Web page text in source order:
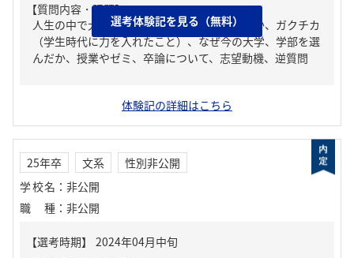
【質問内容・課題】
人生の中で大きな挫折経験。どう乗り越えたか、ガクチカ
（学生時代に力を入れたこと）、なぜ今の大学、学部を選
んだか、授業やゼミ、卒論について、志望動機、逆質問
選考体験記を見る（無料）
体験記の詳細はこちら
25年卒 文系
性別非公開
学校名 ： 非公開
職種 ： 非公開